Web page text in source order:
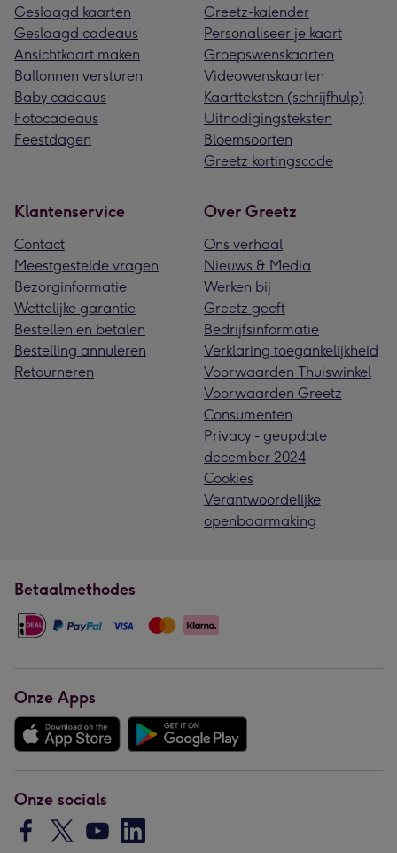
Geslaagd kaarten
Geslaagd cadeaus
Ansichtkaart maken
Ballonnen versturen
Baby cadeaus
Fotocadeaus
Feestdagen
Greetz-kalender
Personaliseer je kaart
Groepswenskaarten
Videowenskaarten
Kaartteksten (schrijfhulp)
Uitnodigingsteksten
Bloemsoorten
Greetz kortingscode
Klantenservice
Contact
Meestgestelde vragen
Bezorginformatie
Wettelijke garantie
Bestellen en betalen
Bestelling annuleren
Retourneren
Over Greetz
Ons verhaal
Nieuws & Media
Werken bij
Greetz geeft
Bedrijfsinformatie
Verklaring toegankelijkheid
Voorwaarden Thuiswinkel
Voorwaarden Greetz
Consumenten
Privacy - geupdate
december 2024
Cookies
Verantwoordelijke
openbaarmaking
Betaalmethodes
Onze Apps
Onze socials